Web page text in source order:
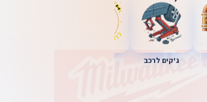
ג'קים לרכב